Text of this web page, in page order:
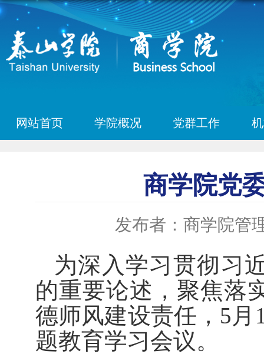
网站首页 学院概况 党群工作
商学院党
发布者：商学院管
为深入学习贯彻习
的重要论述，聚焦落
德师风建设责任，5月
题教育学习会议。